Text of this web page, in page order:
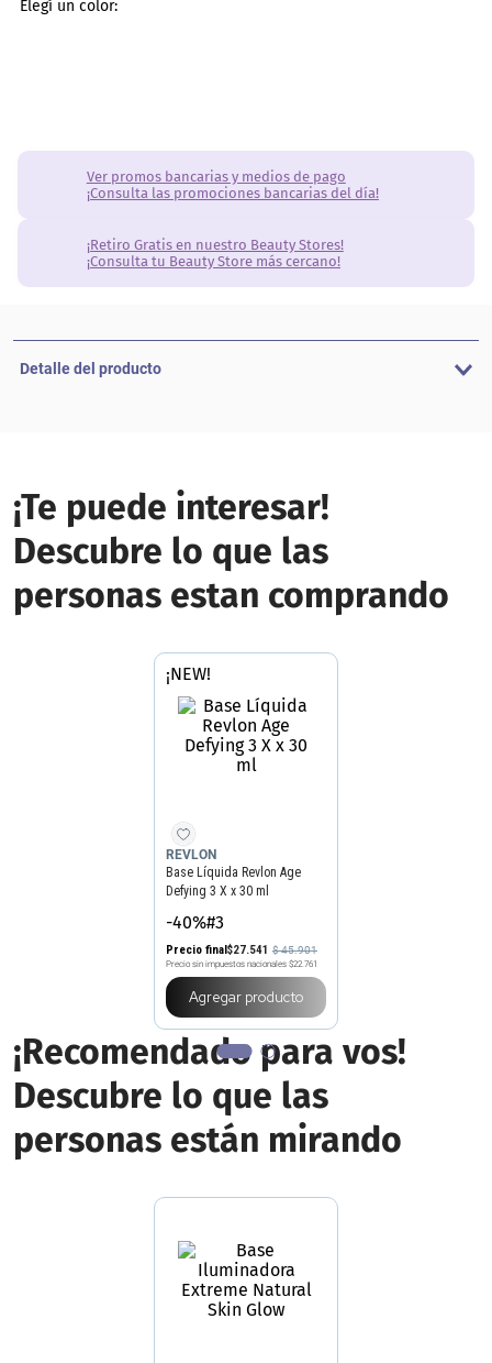
Ver promos bancarias y medios de pago
¡Consulta las promociones bancarias del día!
¡Retiro Gratis en nuestro Beauty Stores!
¡Consulta tu Beauty Store más cercano!
Detalle del producto
¡Te puede interesar!
Descubre lo que las
personas estan comprando
¡NEW!
REVLON
Base Líquida Revlon Age
Defying 3 X x 30 ml
-40%#3
Precio final$27.541 $45.901
Precio sin impuestos nacionales $22.761
Agregar producto
¡Recomendado para vos!
Descubre lo que las
personas están mirando